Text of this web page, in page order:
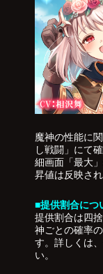
魔神の性能に
し戦闘」にて
細画面「最大
昇値は反映さ
■提供割合につ
提供割合は四
神ごとの確率
す。詳しくは
い。